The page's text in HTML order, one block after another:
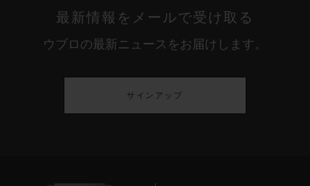
最新情報をメールで受け取る
ウブロの最新ニュースをお届けします。
サインアップ